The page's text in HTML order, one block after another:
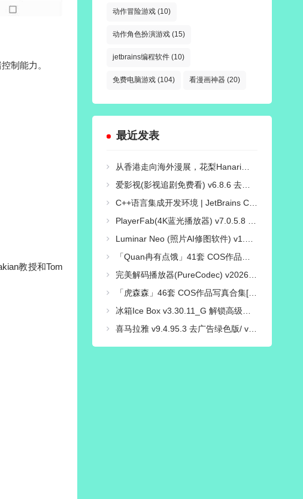
制能力。
教授和Tom
动作冒险游戏 (10)
动作角色扮演游戏 (15)
jetbrains编程软件 (10)
免费电脑游戏 (104) 看漫画神器 (20)
最近发表
从香港走向海外漫展，花梨Hanari如何打造自己的Cosplay个人品牌？
爱影视(影视追剧免费看) v6.8.6 去广告纯净版
C++语言集成开发环境 | JetBrains CLion v2026.2.0 直装激活版
PlayerFab(4K蓝光播放器) v7.0.5.8 绿色便携版
Luminar Neo (照片AI修图软件) v1.28.0 中文绿色电脑版
「Quan冉有点饿」41套 COS作品写真合集[持续更新],穿越时光的文化使者，传统与现代的完美融合！
完美解码播放器(PureCodec) v2026.07.31 最新完整电脑版 | 电脑播放器影音解码包
「虎森森」46套 COS作品写真合集[持续更新],一个颜值与才华并存的Coser小姐姐
冰箱Ice Box v3.30.11_G 解锁高级会员版/一键冻结后台运行/省电省流
喜马拉雅 v9.4.95.3 去广告绿色版/ v3.4.10.3 极速版